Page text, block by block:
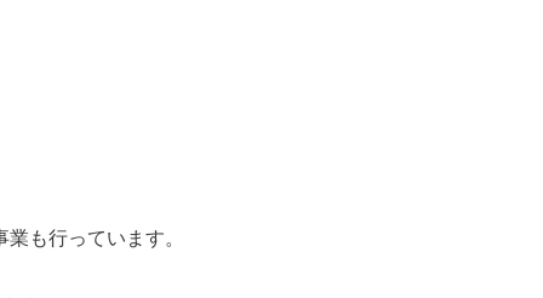
も行っています。